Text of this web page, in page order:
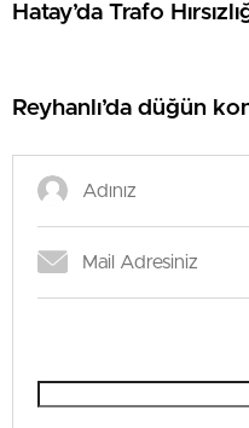
Hatay’da Trafo
Reyhanlı’da düğün